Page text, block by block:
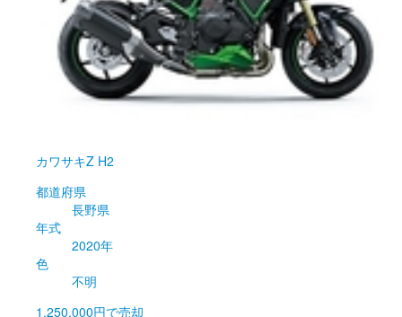
カワサキZ H2
都道府県
長野県
年式
2020年
色
不明
1,250,000円で売却